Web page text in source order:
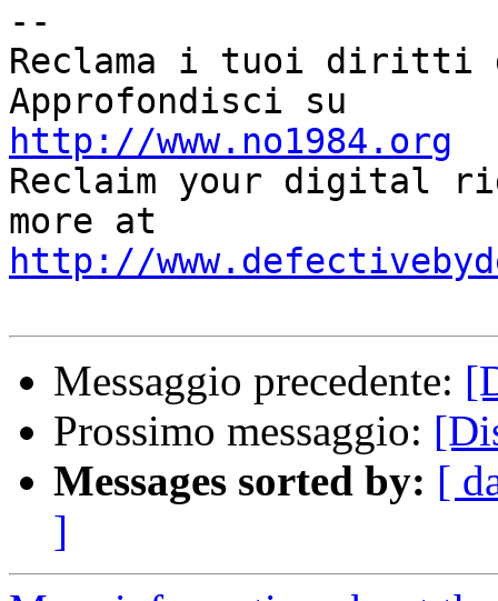
--
Reclama i tuoi diritti
http://www.no1984.org
Reclaim your digital
http://
Messaggio precedente:
Prossimo messaggio:
Messages sorted by: [
]